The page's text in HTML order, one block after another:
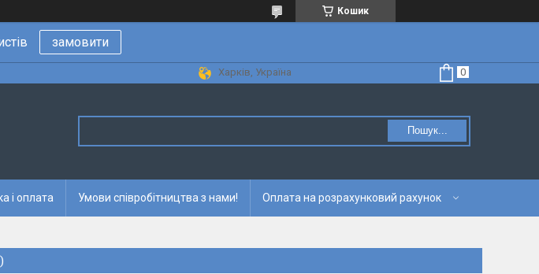
Кошик
замовити
Харків, Україна
Пошук...
і оплата Умови співробітництва з нами! Оплата на розрахунковий рахунок